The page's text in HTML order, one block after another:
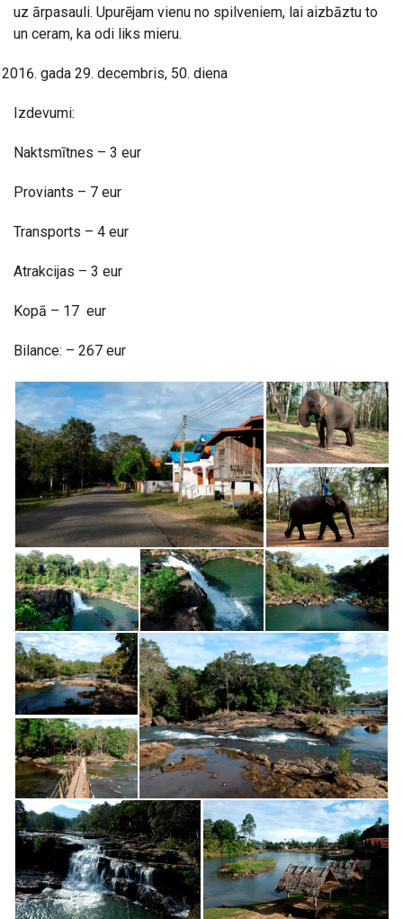
uz ārpasauli. Upurējam vienu no spilveniem, lai aizbāztu to
un ceram, ka odi liks mieru.
gada 29. decembris, 50. diena
Izdevumi:
Naktsmītnes – 3 eur
Proviants – 7 eur
Transports – 4 eur
Atrakcijas – 3 eur
Kopā – 17 eur
Bilance: – 267 eur